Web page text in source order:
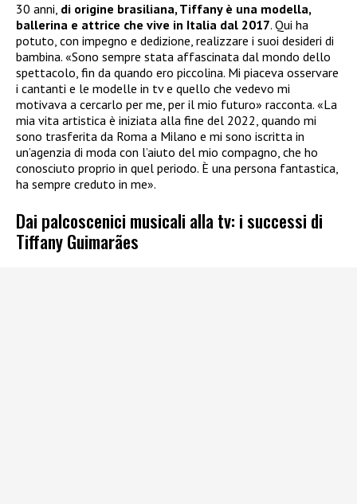
30 anni, di origine brasiliana, Tiffany è una modella,
ballerina e attrice che vive in Italia dal 2017. Qui ha
potuto, con impegno e dedizione, realizzare i suoi desideri di
bambina. «Sono sempre stata affascinata dal mondo dello
spettacolo, fin da quando ero piccolina. Mi piaceva osservare
i cantanti e le modelle in tv e quello che vedevo mi
motivava a cercarlo per me, per il mio futuro» racconta. «La
mia vita artistica è iniziata alla fine del 2022, quando mi
sono trasferita da Roma a Milano e mi sono iscritta in
un’agenzia di moda con l’aiuto del mio compagno, che ho
conosciuto proprio in quel periodo. È una persona fantastica,
ha sempre creduto in me».
Dai palcoscenici musicali alla tv: i successi di
Tiffany Guimarães